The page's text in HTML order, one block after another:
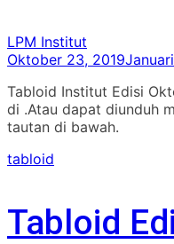
LPM Institut
Oktober 23, 2019
Tabloid Institut Edisi
di .Atau dapat diunduh
tautan di bawah.
tabloid
Tabloid